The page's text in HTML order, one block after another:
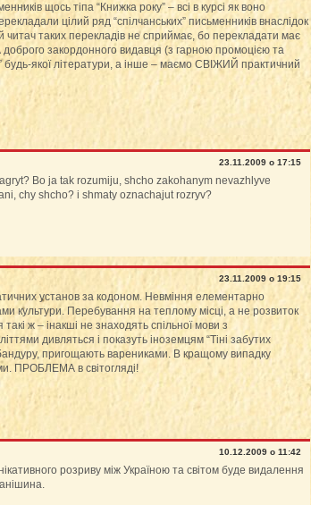
щось тіпа “Книжка року” – всі в курсі як воно
цілий ряд “спілчанських” письменників внаслідок
читач таких перекладів не сприймає, бо перекладати має
закордонного видавця (з гарною промоцією та
будь-якої літератури, а інше – маємо СВІЖИЙ практичний
23.11.2009 о 17:15
Bo ja tak rozumiju, shcho zakohanym nevazhlyve
chy shcho? i shmaty oznachajut rozryv?
23.11.2009 о 19:15
установ за кодоном. Невміння елементарно
культури. Перебування на теплому місці, а не розвиток
ж – інакші не знаходять спільної мови з
дивляться і показуть іноземцям “Тіні забутих
пригощають варениками. В кращому випадку
ПРОБЛЕМА в світогляді!
10.12.2009 о 11:42
розриву між Україною та світом буде видалення